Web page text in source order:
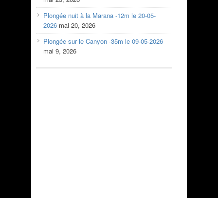
Plongée nuit à la Marana -12m le 20-05-
2026 mai 20, 2026
Plongée sur le Canyon -35m le 09-05-2026
mai 9, 2026